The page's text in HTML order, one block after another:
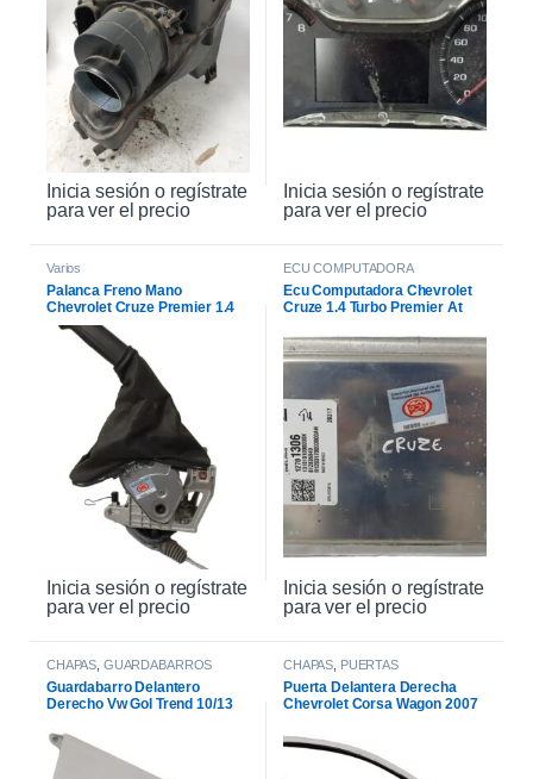
Inicia sesión o regístrate
para ver el precio
Inicia sesión o regístrate
para ver el precio
Varios
Palanca Freno Mano
Chevrolet Cruze Premier 1.4
2021
Inicia sesión o regístrate
para ver el precio
ECU COMPUTADORA
Ecu Computadora Chevrolet
Cruze 1.4 Turbo Premier At
Inicia sesión o regístrate
para ver el precio
CHAPAS GUARDABARROS
Guardabarro Delantero
Derecho Vw Gol Trend 10/13
CHAPAS PUERTAS
Puerta Delantera Derecha
Chevrolet Corsa Wagon 2007